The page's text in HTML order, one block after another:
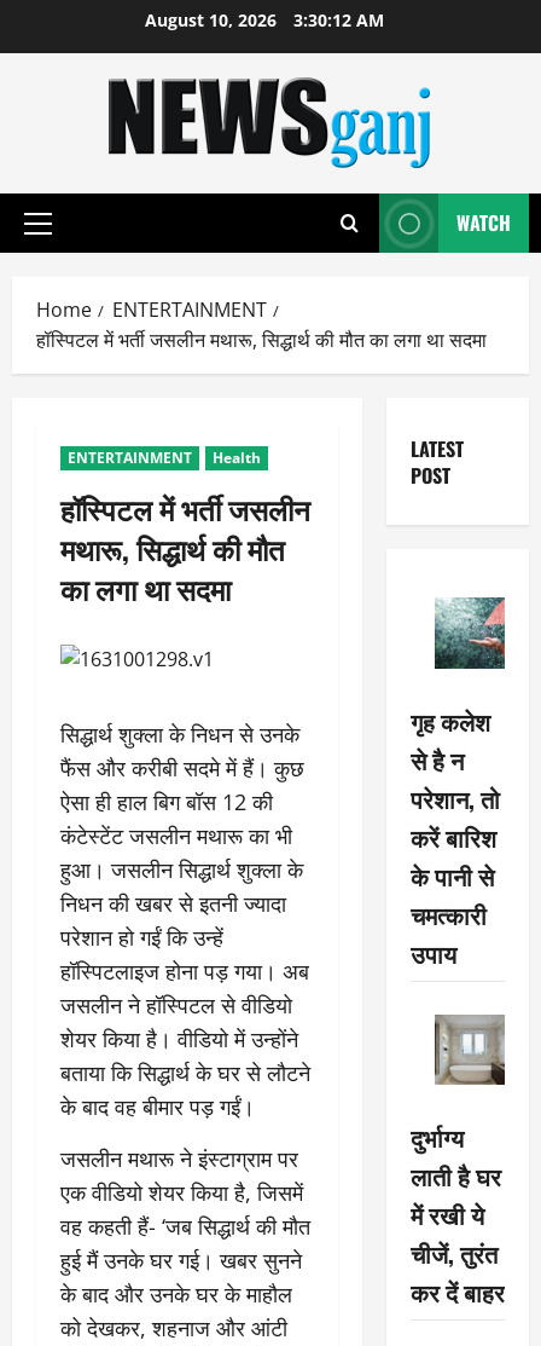
August 10, 2026 3:30:13 AM
Primary
WATCH
Home
ENTERTAINMENT
हॉस्पिटल में भर्ती जसलीन मथारू, सिद्धार्थ की मौत का लगा था सदमा
ENTERTAINMENT Health
हॉस्पिटल में भर्ती जसलीन
मथारू, सिद्धार्थ की मौत
का लगा था सदमा
सिद्धार्थ शुक्ला के निधन से उनके
फैंस और करीबी सदमे में हैं। कुछ
ऐसा ही हाल बिग बॉस 12 की
कंटेस्टेंट जसलीन मथारू का भी
हुआ। जसलीन सिद्धार्थ शुक्ला के
निधन की खबर से इतनी ज्यादा
परेशान हो गईं कि उन्हें
हॉस्पिटलाइज होना पड़ गया। अब
जसलीन ने हॉस्पिटल से वीडियो
शेयर किया है। वीडियो में उन्होंने
बताया कि सिद्धार्थ के घर से लौटने
के बाद वह बीमार पड़ गईं।
जसलीन मथारू ने इंस्टाग्राम पर
एक वीडियो शेयर किया है, जिसमें
वह कहती हैं- ‘जब सिद्धार्थ की मौत
हुई मैं उनके घर गई। खबर सुनने
के बाद और उनके घर के माहौल
को देखकर, शहनाज और आंटी
LATEST
POST
गृह कलेश
से है न
परेशान, तो
करें बारिश
के पानी से
चमत्कारी
उपाय
दुर्भाग्य
लाती है घर
में रखी ये
चीजें, तुरंत
कर दें बाहर